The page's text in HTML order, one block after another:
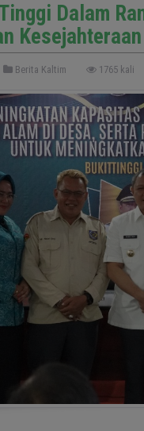
Dalam
Berita Kaltim 1765 kali